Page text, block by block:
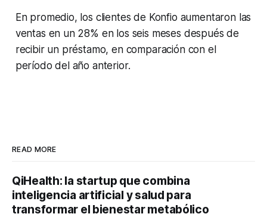
En promedio, los clientes de Konfio aumentaron las
ventas en un 28% en los seis meses después de
recibir un préstamo, en comparación con el
período del año anterior.
READ MORE
QiHealth: la startup que combina
inteligencia artificial y salud para
transformar el bienestar metabólico